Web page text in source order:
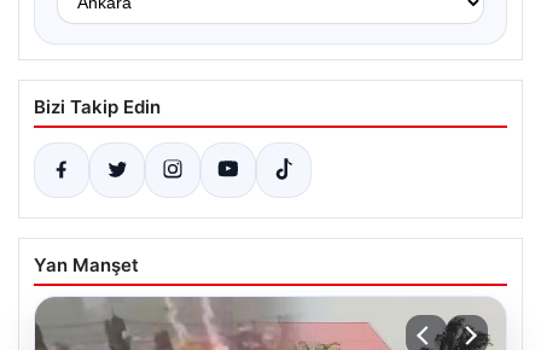
Bizi Takip Edin
Yan Manşet